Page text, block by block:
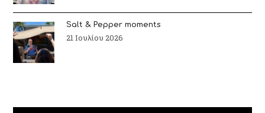
Salt & Pepper moments
21 Ιουλίου 2026